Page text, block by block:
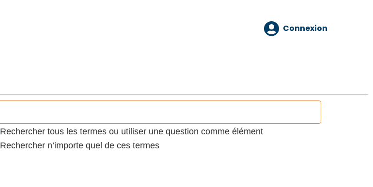
Connexion
Rechercher tous les termes ou utiliser une question comme élément
Rechercher n’importe quel de ces termes